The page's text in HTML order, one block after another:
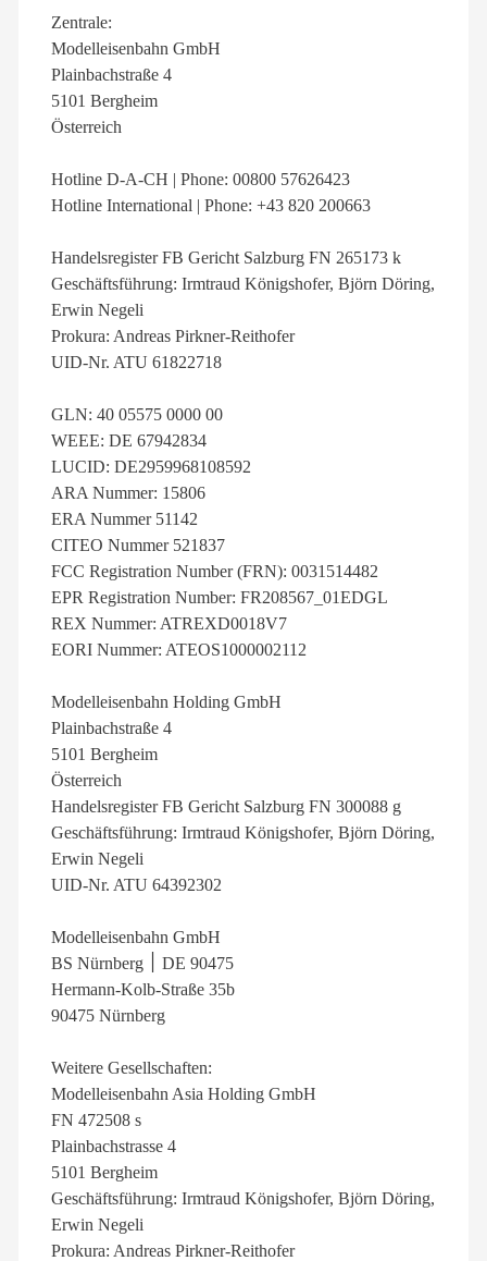
Zentrale:
Modelleisenbahn GmbH
Plainbachstraße 4
5101 Bergheim
Österreich
Hotline D-A-CH | Phone: 00800 57626423
Hotline International | Phone: +43 820 200663
Handelsregister FB Gericht Salzburg FN 265173 k
Geschäftsführung: Irmtraud Königshofer, Björn Döring,
Erwin Negeli
Prokura: Andreas Pirkner-Reithofer
UID-Nr. ATU 61822718
GLN: 40 05575 0000 00
WEEE: DE 67942834
LUCID: DE2959968108592
ARA Nummer: 15806
ERA Nummer 51142
CITEO Nummer 521837
FCC Registration Number (FRN): 0031514482
EPR Registration Number: FR208567_01EDGL
REX Nummer: ATREXD0018V7
EORI Nummer: ATEOS1000002112
Modelleisenbahn Holding GmbH
Plainbachstraße 4
5101 Bergheim
Österreich
Handelsregister FB Gericht Salzburg FN 300088 g
Geschäftsführung: Irmtraud Königshofer, Björn Döring,
Erwin Negeli
UID-Nr. ATU 64392302
Modelleisenbahn GmbH
BS Nürnberg ׀ DE 90475
Hermann-Kolb-Straße 35b
90475 Nürnberg
Weitere Gesellschaften:
Modelleisenbahn Asia Holding GmbH
FN 472508 s
Plainbachstrasse 4
5101 Bergheim
Geschäftsführung: Irmtraud Königshofer, Björn Döring,
Erwin Negeli
Prokura: Andreas Pirkner-Reithofer